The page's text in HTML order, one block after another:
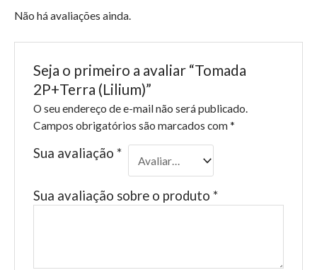
Não há avaliações ainda.
Seja o primeiro a avaliar “Tomada
2P+Terra (Lilium)”
O seu endereço de e-mail não será publicado.
Campos obrigatórios são marcados com *
Sua avaliação *
Sua avaliação sobre o produto *